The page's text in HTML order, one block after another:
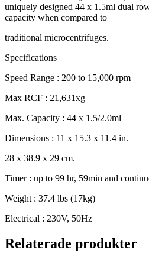
uniquely designed 44 x 1.5ml dual
capacity when compared to
traditional microcentrifuges.
Specifications
Speed Range : 200 to 15,000 rpm
Max RCF : 21,631xg
Max. Capacity : 44 x 1.5/2.0ml
Dimensions : 11 x 15.3 x 11.4 in.
28 x 38.9 x 29 cm.
Timer : up to 99 hr, 59min and
Weight : 37.4 lbs (17kg)
Electrical : 230V, 50Hz
Relaterade produkter